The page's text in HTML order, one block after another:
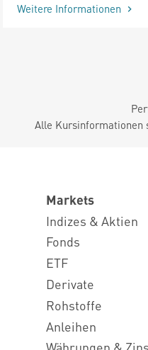
Weitere Informationen
Alle Kursinformationen
Markets
Indizes & Aktien
Fonds
ETF
Derivate
Rohstoffe
Anleihen